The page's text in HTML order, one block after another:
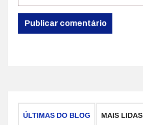
ÚLTIMAS DO BLOG MAIS LIDAS